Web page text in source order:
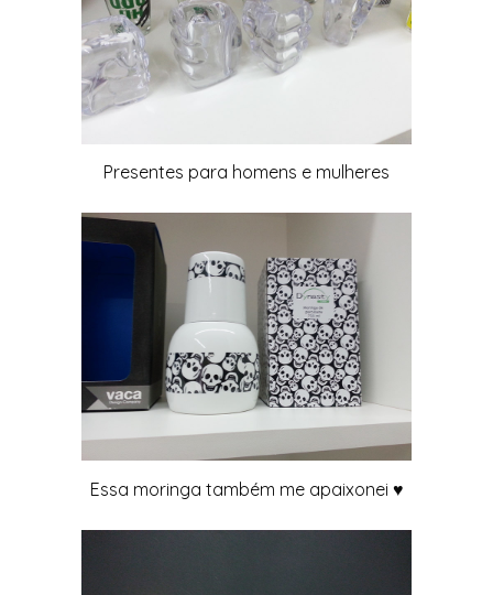
Presentes para homens e mulheres
Essa moringa também me apaixonei ♥